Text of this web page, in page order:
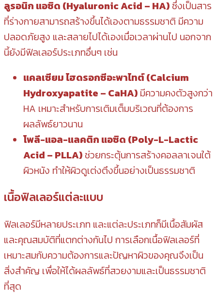
ลูรอนิก แอซิด (Hyaluronic Acid – HA) ซึ่งเป็นสาร
ที่ร่างกายสามารถสร้างขึ้นได้เองตามธรรมชาติ มีความ
ปลอดภัยสูง และสลายไปได้เองเมื่อเวลาผ่านไป นอกจาก
นี้ยังมีฟิลเลอร์ประเภทอื่นๆ เช่น
แคลเซียม ไฮดรอกซีอะพาไทต์ (Calcium
Hydroxyapatite – CaHA) มีความคงตัวสูงกว่า
HA เหมาะสำหรับการเติมเต็มบริเวณที่ต้องการ
ผลลัพธ์ยาวนาน
โพลี-แอล-แลคติก แอซิด (Poly-L-Lactic
Acid – PLLA)ช่วยกระตุ้นการสร้างคอลลาเจนใต้
ผิวหนัง ทำให้ผิวดูเต่งตึงขึ้นอย่างเป็นธรรมชาติ
เนื้อฟิลเลอร์แต่ละแบบ
ฟิลเลอร์มีหลายประเภท และแต่ละประเภทก็มีเนื้อสัมผัส
และคุณสมบัติที่แตกต่างกันไป การเลือกเนื้อฟิลเลอร์ที่
เหมาะสมกับความต้องการและปัญหาผิวของคุณจึงเป็น
สิ่งสำคัญ เพื่อให้ได้ผลลัพธ์ที่สวยงามและเป็นธรรมชาติ
ที่สุด